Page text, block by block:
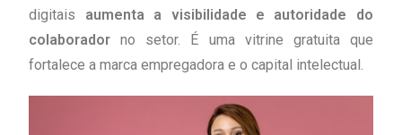
digitais aumenta a visibilidade e autoridade do
colaborador no setor. É uma vitrine gratuita que
fortalece a marca empregadora e o capital intelectual.